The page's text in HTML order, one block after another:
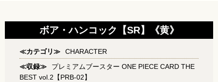
ボア・ハンコック【SR】《黄》
≪カテゴリ≫
CHARACTER
≪収録≫
プレミアムブースター ONE PIECE CARD THE
BEST vol.2【PRB-02】